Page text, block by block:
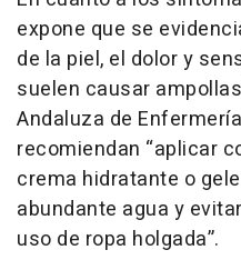
expone que se
de la piel, el dolor y
suelen causar
Andaluza de
recomiendan “aplicar
crema hidratante o
abundante agua y
uso de ropa holgada”.